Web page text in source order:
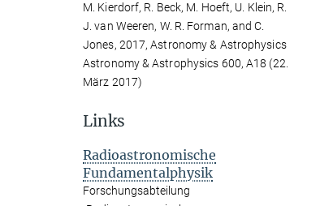
M. Kierdorf, R. Beck, M. Hoeft, U. Klein, R.
J. van Weeren, W. R. Forman, and C.
Jones, 2017, Astronomy & Astrophysics
Astronomy & Astrophysics 600, A18 (22.
März 2017)
Links
Radioastronomische
Fundamentalphysik
Forschungsabteilung